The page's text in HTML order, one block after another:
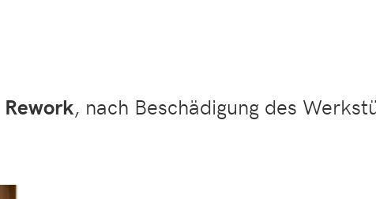
Rework, nach Beschädigung des